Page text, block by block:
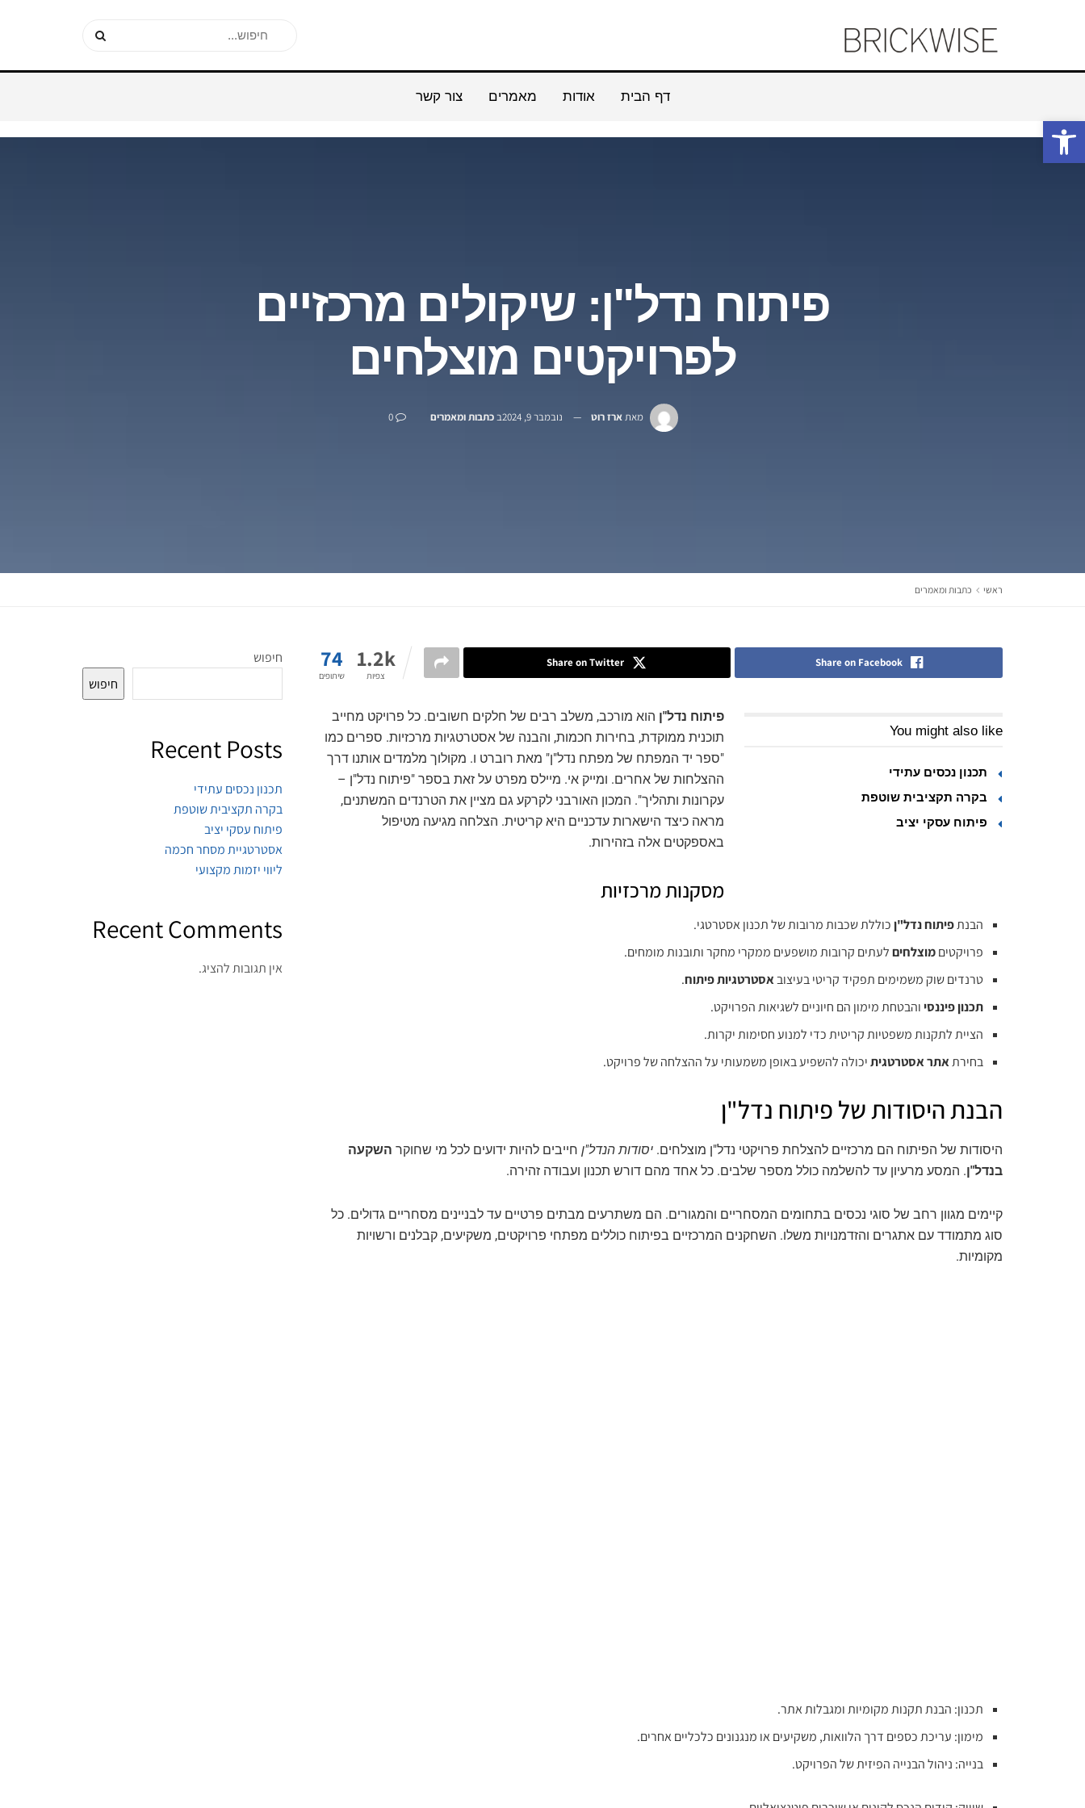
דף הבית אודות מאמרים צור קשר
פיתוח נדל"ן: שיקולים מרכזיים
לפרויקטים מוצלחים
מאת ארז רוט נובמבר 9, 2024 ב כתבות ומאמרים 0
ראשי כתבות ומאמרים
74
שיתופים
1.2k
צפיות
Share on Facebook
Share on Twitter
You might also like
תכנון נכסים עתידי
בקרה תקציבית שוטפת
פיתוח עסקי יציב
פיתוח נדל"ן הוא מורכב, משלב רבים של חלקים חשובים. כל פרויקט מחייב
תוכנית ממוקדת, בחירות חכמות, והבנה של אסטרטגיות מרכזיות. ספרים כמו
"ספר יד המפתח של מפתח נדל"ן" מאת רוברט ו. מקולוך מלמדים אותנו דרך
ההצלחות של אחרים. ומייק אי. מיילס מפרט על זאת בספר "פיתוח נדל"ן –
עקרונות ותהליך". המכון האורבני לקרקע גם מציין את הטרנדים המשתנים,
מראה כיצד הישארות עדכניים היא קריטית. הצלחה מגיעה מטיפול
באספקטים אלה בזהירות.
מסקנות מרכזיות
הבנתפיתוח נדל"ןכוללת שכבות מרובות של תכנון אסטרטגי.
פרויקטיםמוצלחיםלעתים קרובות מושפעים ממקרי מחקר ותובנות מומחים.
טרנדים שוק משמימים תפקיד קריטי בעיצובאסטרטגיות פיתוח.
תכנון פיננסיוהבטחת מימון הם חיוניים לשגיאות הפרויקט.
הציית לתקנות משפטיות קריטית כדי למנוע חסימות יקרות.
בחירתאתר אסטרטגיתיכולה להשפיע באופן משמעותי על ההצלחה של פרויקט.
הבנת היסודות של פיתוח נדל"ן
היסודות של הפיתוח הם מרכזיים להצלחת פרויקטי נדל"ן מוצלחים. יסודות הנדל"ן חייבים להיות ידועים לכל מי שחוקר השקעה
בנדל"ן. המסע מרעיון עד להשלמה כולל מספר שלבים. כל אחד מהם דורש תכנון ועבודה זהירה.
קיימים מגוון רחב של סוגי נכסים בתחומים המסחריים והמגורים. הם משתרעים מבתים פרטיים עד לבניינים מסחריים גדולים. כל
סוג מתמודד עם אתגרים והזדמנויות משלו. השחקנים המרכזיים בפיתוח כוללים מפתחי פרויקטים, משקיעים, קבלנים ורשויות
מקומיות.
תכנון: הבנת תקנות מקומיות ומגבלות אתר.
מימון: עריכת כספים דרך הלוואות, משקיעים או מנגנונים כלכליים אחרים.
בנייה: ניהול הבנייה הפיזית של הפרויקט.
חיפוש
חיפוש
Recent Posts
תכנון נכסים עתידי
בקרה תקציבית שוטפת
פיתוח עסקי יציב
אסטרטגיית מסחר חכמה
ליווי יזמות מקצועי
Recent Comments
אין תגובות להציג.
פתח סרגל נגישות